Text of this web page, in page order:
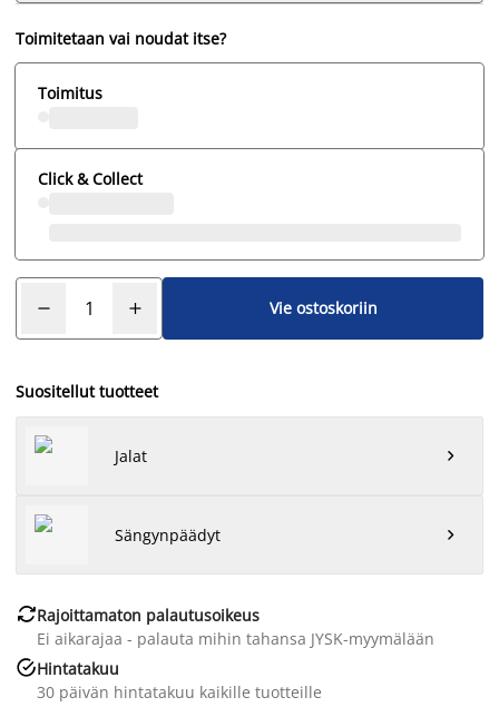
Toimitetaan vai noudat itse?
Toimitus
Click & Collect
Vie ostoskoriin
Suositellut tuotteet
Jalat 
Sängynpäädyt 
Rajoittamaton palautusoikeus
Ei aikarajaa - palauta mihin tahansa JYSK-myymälään
Hintatakuu
30 päivän hintatakuu kaikille tuotteille